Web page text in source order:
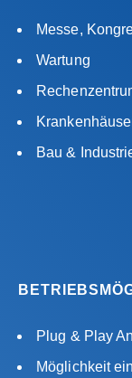
Messe,
Wartung
Bau &
Plug & Play
Möglichkeit